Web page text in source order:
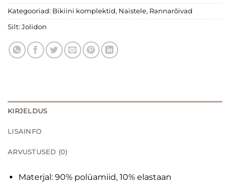
Kategooriad: Bikiini komplektid, Naistele, Rannarõivad
Silt: Jolidon
KIRJELDUS
LISAINFO
ARVUSTUSED (0)
Materjal: 90% polüamiid, 10% elastaan